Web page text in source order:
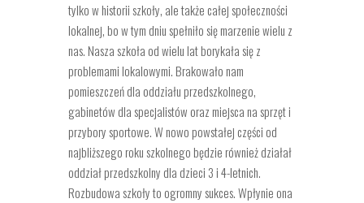
tylko w historii szkoły, ale także całej społeczności
lokalnej, bo w tym dniu spełniło się marzenie wielu z
nas. Nasza szkoła od wielu lat borykała się z
problemami lokalowymi. Brakowało nam
pomieszczeń dla oddziału przedszkolnego,
gabinetów dla specjalistów oraz miejsca na sprzęt i
przybory sportowe. W nowo powstałej części od
najbliższego roku szkolnego będzie również działał
oddział przedszkolny dla dzieci 3 i 4-letnich.
Rozbudowa szkoły to ogromny sukces. Wpłynie ona